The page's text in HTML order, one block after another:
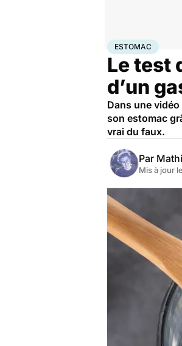
AccueilSanté Société
ESTOMAC
Le test
d’un
Dans une
son estomac
vrai du faux.
Par
Mis à jour le